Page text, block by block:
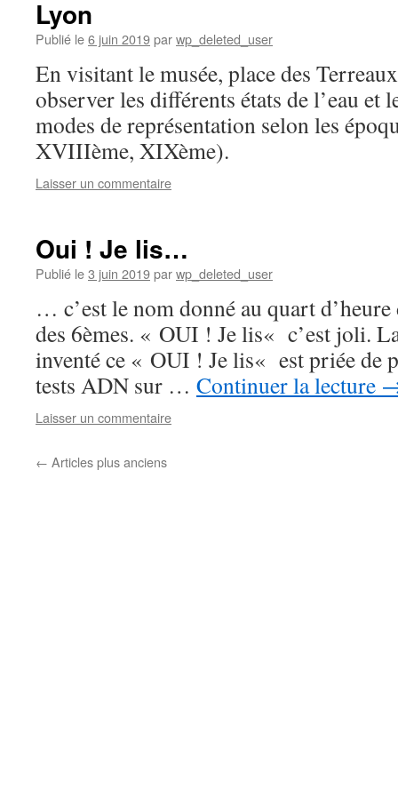
Lyon
Publié le6 juin 2019parwp_deleted_user
En visitant le musée, place des
observer les différents états de l’eau et
modes de représentation selon les
XVIIIème, XIXème).
Laisser un commentaire
Oui ! Je lis…
Publié le3 juin 2019parwp_deleted_user
… c’est le nom donné au quart
des 6èmes. « OUI ! Je lis« c’est joli.
inventé ce « OUI ! Je lis« est priée de
tests ADN sur … Continuer la lecture
Laisser un commentaire
← Articles plus anciens